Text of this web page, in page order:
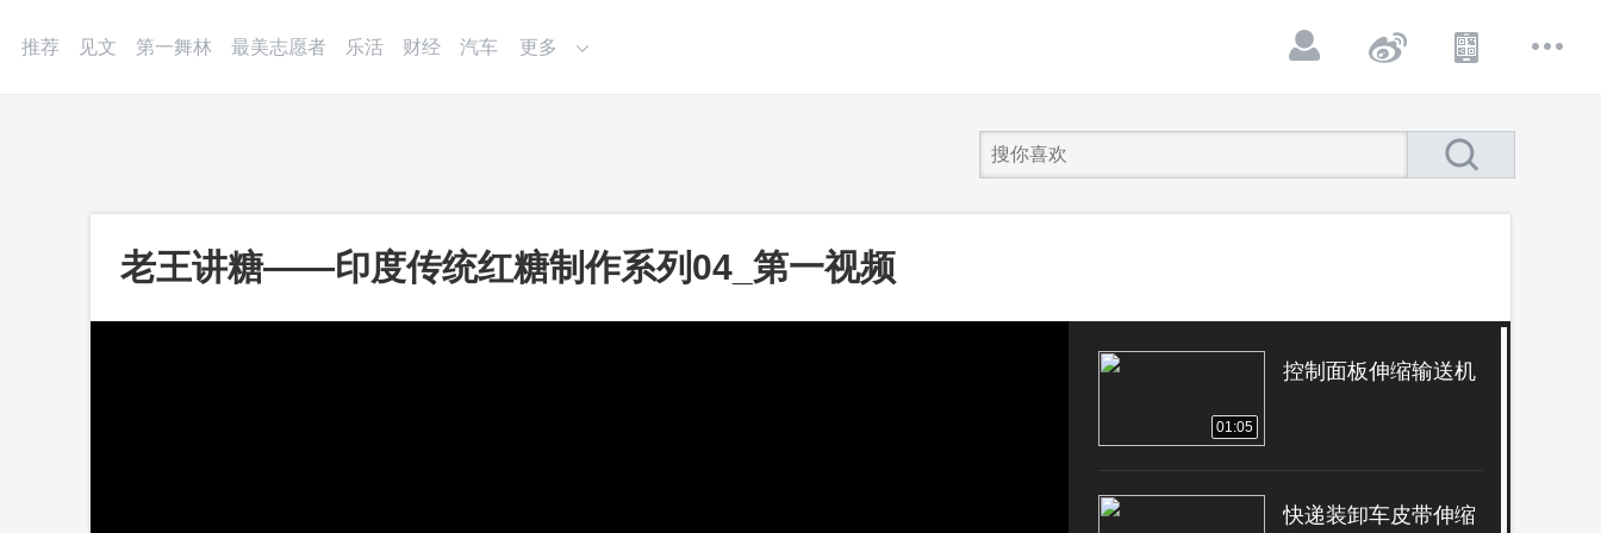
推荐 见文 第一舞林 最美志愿者 乐活 财经 汽车 更多
老王讲糖——印度传统红糖制作系列04_第一视频
01:05
控制面板伸缩输送机
快递装卸车皮带伸缩